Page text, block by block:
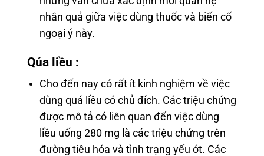
nhân quả giữa việc dùng thuốc và biến cố
ngoại ý này.
Qúa liều :
Cho đến nay có rất ít kinh nghiệm về việc
dùng quá liều có chủ đích. Các triệu chứng
được mô tả có liên quan đến việc dùng
liều uống 280 mg là các triệu chứng trên
đường tiêu hóa và tình trạng yếu ớt. Các